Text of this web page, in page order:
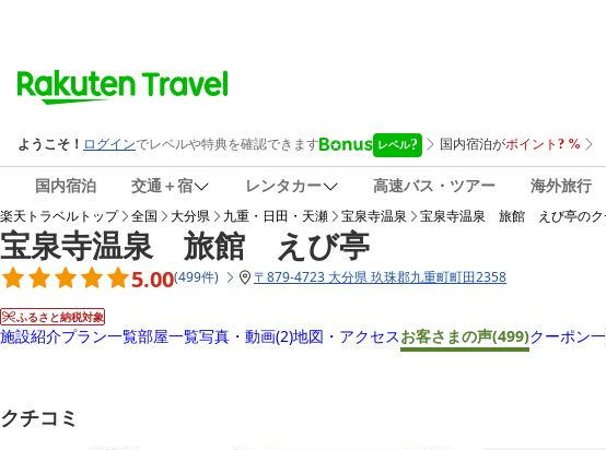
国内宿泊 交通＋宿 レンタカー 高速バス・ツアー 海外旅行
楽天トラベルトップ 全国 大分県 九重・日田・天瀬 宝泉寺温泉 宝泉寺温泉 旅館 えび亭のク
宝泉寺温泉 旅館 えび亭
5.00(499件) 〒879-4723 大分県 玖珠郡九重町町田2358
ふるさと納税対象
施設紹介プラン一覧部屋一覧写真・動画(2)地図・アクセスお客さまの声(499)クーポン
クチコミ